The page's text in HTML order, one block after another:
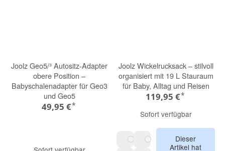
Joolz Geo5/³ Autositz-Adapter
obere Position –
Babyschalenadapter für Geo3
und Geo5
49,95 €*
Joolz Wickelrucksack – stilvoll
organisiert mit 19 L Stauraum
für Baby, Alltag und Reisen
119,95 €*
Sofort verfügbar
dark navy blue
Dieser
Artikel hat